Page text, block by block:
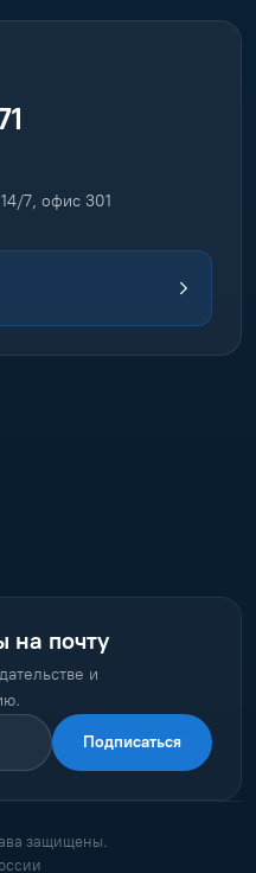
7, офис 301
на почту
и
Подписаться
защищены.